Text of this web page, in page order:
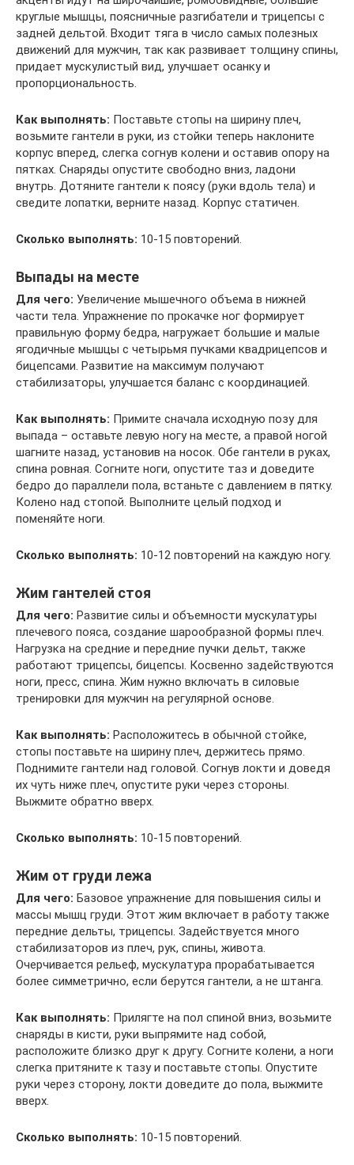
круглые мышцы, поясничные разгибатели и трицепсы с
задней дельтой. Входит тяга в число самых полезных
движений для мужчин, так как развивает толщину спины,
придает мускулистый вид, улучшает осанку и
пропорциональность.
Как выполнять: Поставьте стопы на ширину плеч,
возьмите гантели в руки, из стойки теперь наклоните
корпус вперед, слегка согнув колени и оставив опору на
пятках. Снаряды опустите свободно вниз, ладони
внутрь. Дотяните гантели к поясу (руки вдоль тела) и
сведите лопатки, верните назад. Корпус статичен.
Сколько выполнять: 10-15 повторений.
Выпады на месте
Для чего: Увеличение мышечного объема в нижней
части тела. Упражнение по прокачке ног формирует
правильную форму бедра, нагружает большие и малые
ягодичные мышцы с четырьмя пучками квадрицепсов и
бицепсами. Развитие на максимум получают
стабилизаторы, улучшается баланс с координацией.
Как выполнять: Примите сначала исходную позу для
выпада – оставьте левую ногу на месте, а правой ногой
шагните назад, установив на носок. Обе гантели в руках,
спина ровная. Согните ноги, опустите таз и доведите
бедро до параллели пола, встаньте с давлением в пятку.
Колено над стопой. Выполните целый подход и
поменяйте ноги.
Сколько выполнять: 10-12 повторений на каждую ногу.
Жим гантелей стоя
Для чего: Развитие силы и объемности мускулатуры
плечевого пояса, создание шарообразной формы плеч.
Нагрузка на средние и передние пучки дельт, также
работают трицепсы, бицепсы. Косвенно задействуются
ноги, пресс, спина. Жим нужно включать в силовые
тренировки для мужчин на регулярной основе.
Как выполнять: Расположитесь в обычной стойке,
стопы поставьте на ширину плеч, держитесь прямо.
Поднимите гантели над головой. Согнув локти и доведя
их чуть ниже плеч, опустите руки через стороны.
Выжмите обратно вверх.
Сколько выполнять: 10-15 повторений.
Жим от груди лежа
Для чего: Базовое упражнение для повышения силы и
массы мышц груди. Этот жим включает в работу также
передние дельты, трицепсы. Задействуется много
стабилизаторов из плеч, рук, спины, живота.
Очерчивается рельеф, мускулатура прорабатывается
более симметрично, если берутся гантели, а не штанга.
Как выполнять: Прилягте на пол спиной вниз, возьмите
снаряды в кисти, руки выпрямите над собой,
расположите близко друг к другу. Согните колени, а ноги
слегка притяните к тазу и поставьте стопы. Опустите
руки через сторону, локти доведите до пола, выжмите
вверх.
Сколько выполнять: 10-15 повторений.